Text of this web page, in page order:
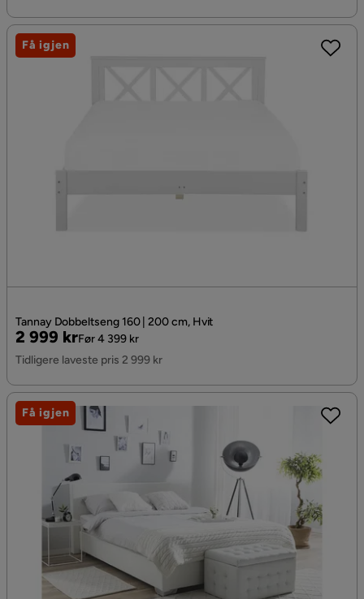
Tannay Dobbeltseng 160 | 200 cm, Hvit
Pris
2 999 kr
Original
Pris
Før 4 399 kr
Tidligere laveste pris 2 999 kr
Få igjen
Få igjen